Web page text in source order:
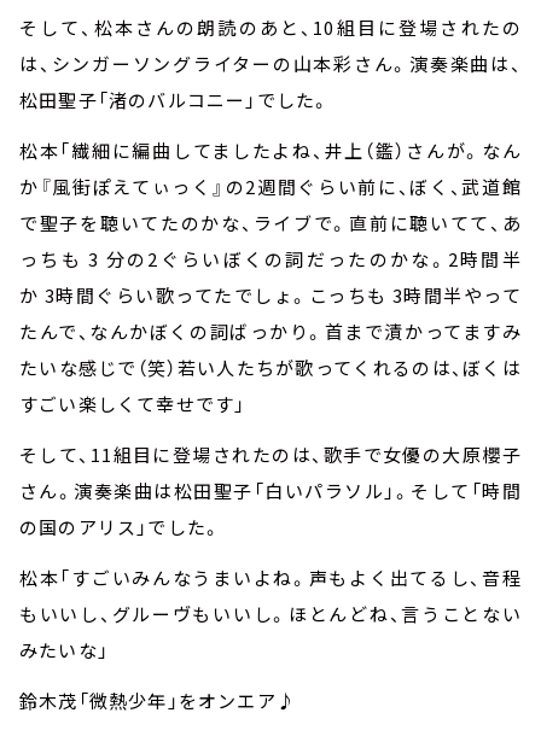
そして、松本さんの朗読のあと、 10組目に登場されたの
は、シンガーソングライターの山本彩さん。演奏楽曲は、
松田聖子「渚のバルコニー」でした。
松本「繊細に編曲してましたよね、井上（鑑）さんが。なん
か『風街ぽえてぃっく』の2週間ぐらい前に、ぼく、武道館
で聖子を聴いてたのかな、ライブで。直前に聴いてて、あ
っちも 3 分の2 ぐらいぼくの詞だったのかな。 2時間半
か 3時間ぐらい歌ってたでしょ。こっちも 3時間半やって
たんで、なんかぼくの詞ばっかり。首まで漬かってますみ
たいな感じで（笑）若い人たちが歌ってくれるのは、ぼくは
すごい楽しくて幸せです」
そして、 11組目に登場されたのは、歌手で女優の大原櫻子
さん。演奏楽曲は松田聖子「白いパラソル」。そして「時間
の国のアリス」でした。
松本「すごいみんなうまいよね。声もよく出てるし、音程
もいいし、グルーヴもいいし。ほとんどね、言うことない
みたいな」
鈴木茂「微熱少年」をオンエア♪